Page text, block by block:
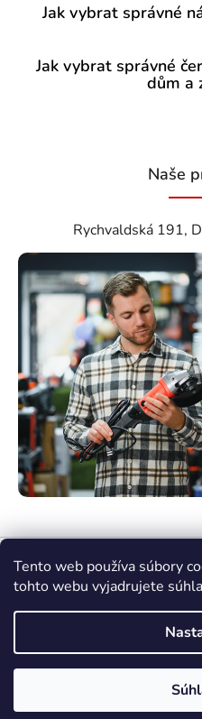
Tento web používa súbory
tohto webu vyjadrujete
Jak vybrat správné
Jak vybrat správné
dům a
Naše
Rychvaldská 191,
Vytvoril